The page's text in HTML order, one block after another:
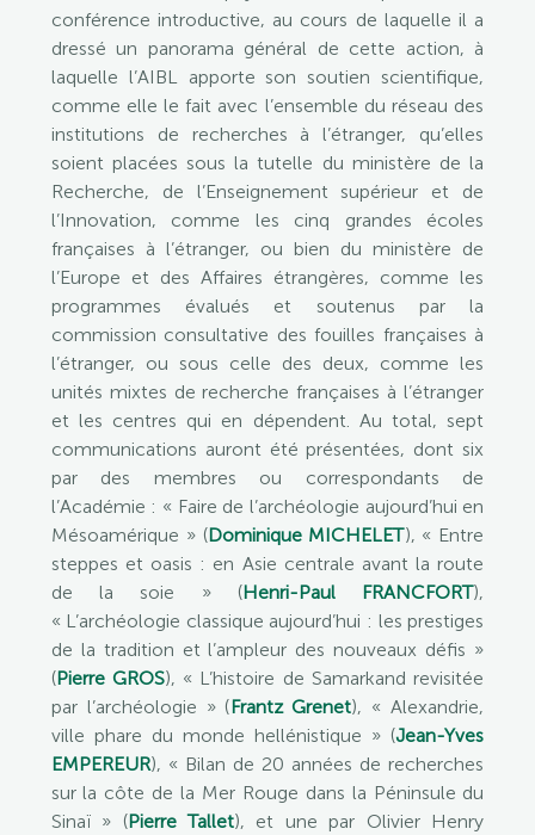
conférence introductive, au cours de laquelle il a
dressé un panorama général de cette action, à
laquelle l’AIBL apporte son soutien scientifique,
comme elle le fait avec l’ensemble du réseau des
institutions de recherches à l’étranger, qu’elles
soient placées sous la tutelle du ministère de la
Recherche, de l’Enseignement supérieur et de
l’Innovation, comme les cinq grandes écoles
françaises à l’étranger, ou bien du ministère de
l’Europe et des Affaires étrangères, comme les
programmes évalués et soutenus par la
commission consultative des fouilles françaises à
l’étranger, ou sous celle des deux, comme les
unités mixtes de recherche françaises à l’étranger
et les centres qui en dépendent. Au total, sept
communications auront été présentées, dont six
par des membres ou correspondants de
l’Académie : « Faire de l’archéologie aujourd’hui en
Mésoamérique » (Dominique MICHELET), « Entre
steppes et oasis : en Asie centrale avant la route
de la soie » (Henri-Paul FRANCFORT),
« L’archéologie classique aujourd’hui : les prestiges
de la tradition et l’ampleur des nouveaux défis »
(Pierre GROS), « L’histoire de Samarkand revisitée
par l’archéologie » (Frantz Grenet), « Alexandrie,
ville phare du monde hellénistique » (Jean-Yves
EMPEREUR), « Bilan de 20 années de recherches
sur la côte de la Mer Rouge dans la Péninsule du
Sinaï » (Pierre Tallet), et une par Olivier Henry